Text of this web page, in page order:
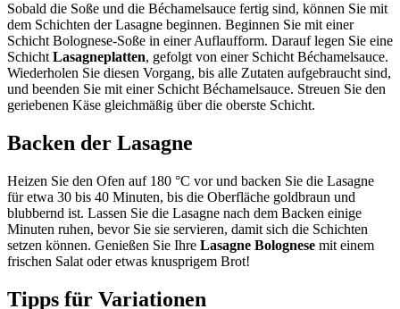
Sobald die Soße und die Béchamelsauce fertig sind, können Sie mit
dem Schichten der Lasagne beginnen. Beginnen Sie mit einer
Schicht Bolognese-Soße in einer Auflaufform. Darauf legen Sie eine
Schicht Lasagneplatten, gefolgt von einer Schicht Béchamelsauce.
Wiederholen Sie diesen Vorgang, bis alle Zutaten aufgebraucht sind,
und beenden Sie mit einer Schicht Béchamelsauce. Streuen Sie den
geriebenen Käse gleichmäßig über die oberste Schicht.
Backen der Lasagne
Heizen Sie den Ofen auf 180 °C vor und backen Sie die Lasagne
für etwa 30 bis 40 Minuten, bis die Oberfläche goldbraun und
blubbernd ist. Lassen Sie die Lasagne nach dem Backen einige
Minuten ruhen, bevor Sie sie servieren, damit sich die Schichten
setzen können. Genießen Sie Ihre Lasagne Bolognese mit einem
frischen Salat oder etwas knusprigem Brot!
Tipps für Variationen